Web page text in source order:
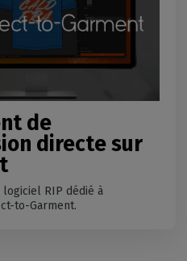
de
directe sur
RIP dédié à
to-Garment.